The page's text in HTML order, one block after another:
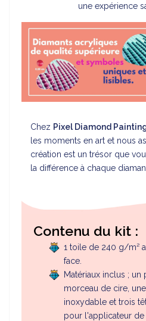
une expérience
Chez Pixel Diamond
les moments en art et nous
création est un trésor que
la différence à chaque
Contenu du kit :
1 toile de 240 g/m²
face.
Matériaux inclus ; un
morceau de cire,
inoxydable et trois
pour l'applicateur de